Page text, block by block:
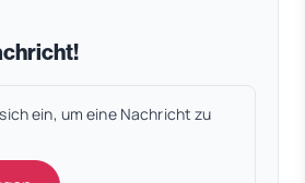
ein, um eine Nachricht zu